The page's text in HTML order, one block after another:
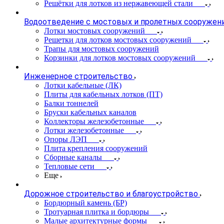
Решётки для лотков из нержавеющей стали
Водоотведение с мостовых и пролетных
Лотки мостовых сооружений
Решетки для лотков мостовых сооружений
Трапы для мостовых сооружений
Корзинки для лотков мостовых сооружений
Инженерное строительство
Лотки кабельные (ЛК)
Плиты для кабельных лотков (ПТ)
Балки тоннелей
Бруски кабельных каналов
Коллекторы железобетонные
Лотки железобетонные
Опоры ЛЭП
Плита крепления сооружений
Сборные каналы
Тепловые сети
Еще
Дорожное строительство и благоустройство
Бордюрный камень (БР)
Тротуарная плитка и бордюры
Малые архитектурные формы